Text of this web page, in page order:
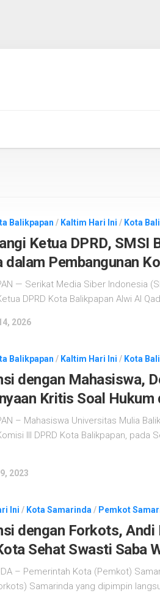
Balikpapan / Kaltim Hari Ini / Kota
Ketua DPRD, SMSI
dalam Pembangunan
— Serikat Media Siber Indonesia
DPRD Kota Balikpapan Alwi Al
2026
Balikpapan / Kaltim Hari Ini / Kota
dengan Mahasiswa,
Kritis Soal Hukum
– Mahasiswa Universitas Mulia
III DPRD Kota Balikpapan, pada
2023
Ini / Kota Samarinda / Pemkot
dengan Forkots,
Sehat Swasti Saba
– Pemerintah Kota (Pemkot)
Samarinda yang dipimpin